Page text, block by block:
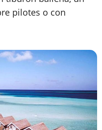
pilotes o con